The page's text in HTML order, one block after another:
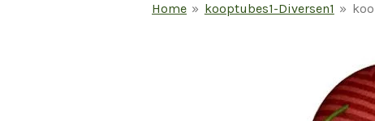
Home » kooptubes1-Diversen1 »